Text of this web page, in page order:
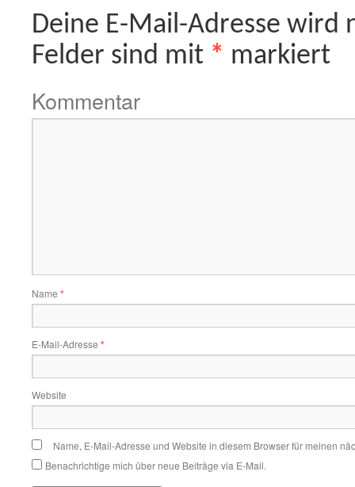
Deine E-Mail-Adresse
Felder sind mit * markiert
Kommentar
Name *
E-Mail-Adresse *
Website
Name, E-Mail-Adresse und Website in diesem Browser für meinen
Benachrichtige mich über neue Beiträge via E-Mail.